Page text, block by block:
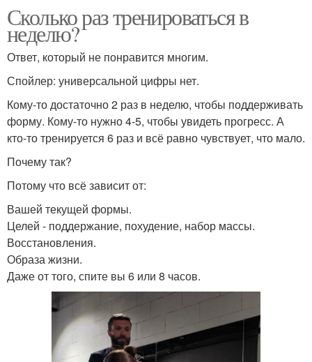
Сколько раз тренироваться в
неделю?
Ответ, который не понравится многим.
Спойлер: универсальной цифры нет.
Кому-то достаточно 2 раз в неделю, чтобы поддерживать
форму. Кому-то нужно 4-5, чтобы увидеть прогресс. А
кто-то тренируется 6 раз и всё равно чувствует, что мало.
Почему так?
Потому что всё зависит от:
Вашей текущей формы.
Целей - поддержание, похудение, набор массы.
Восстановления.
Образа жизни.
Даже от того, спите вы 6 или 8 часов.